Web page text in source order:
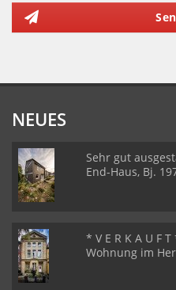
NEUES
Sehr gut
End-Haus, Bj.
* V E R K A U F
Wohnung im